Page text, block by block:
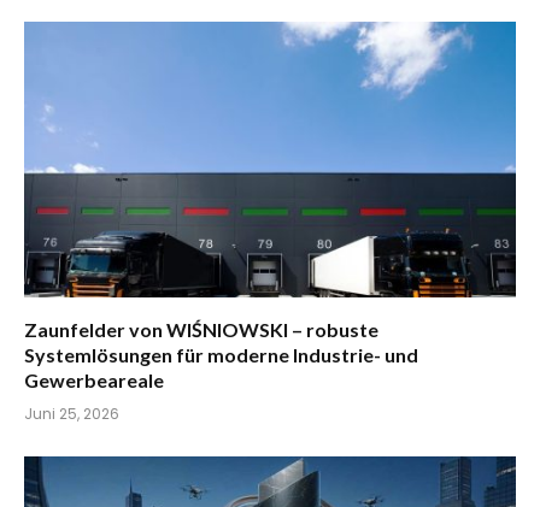
Zaunfelder von WIŚNIOWSKI – robuste
Systemlösungen für moderne Industrie- und
Gewerbeareale
Juni 25, 2026